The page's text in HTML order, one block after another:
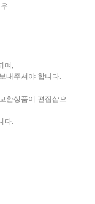
며,
내주셔야 합니다.
환상품이 편집샵으
다.